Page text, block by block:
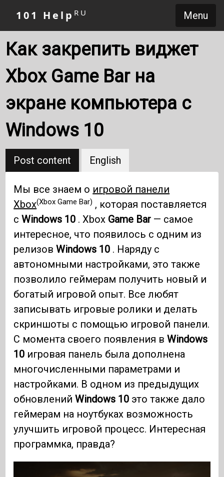
Menu
101 Help RU
Как закрепить виджет
Xbox Game Bar на
экране компьютера с
Windows 10
Post content English
Мы все знаем о игровой панели
Xbox(Xbox Game Bar) , которая поставляется
сWindows 10 . Xbox Game Bar — самое
интересное, что появилось с одним из
релизовWindows 10 . Наряду с
автономными настройками, это также
позволило геймерам получить новый и
богатый игровой опыт. Все любят
записывать игровые ролики и делать
скриншоты с помощью игровой панели.
С момента своего появления вWindows
10 игровая панель была дополнена
многочисленными параметрами и
настройками. В одном из предыдущих
обновленийWindows 10 это также дало
геймерам на ноутбуках возможность
улучшить игровой процесс. Интересная
программка, правда?